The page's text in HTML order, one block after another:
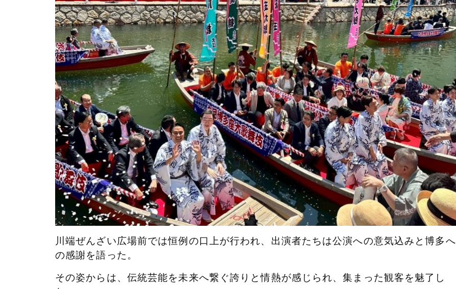
川端ぜんざい広場前では恒例の口上が行われ、出演者たちは公演への意気込みと博多へ
の感謝を語った。
その姿からは、伝統芸能を未来へ繋ぐ誇りと情熱が感じられ、集まった観客を魅了し